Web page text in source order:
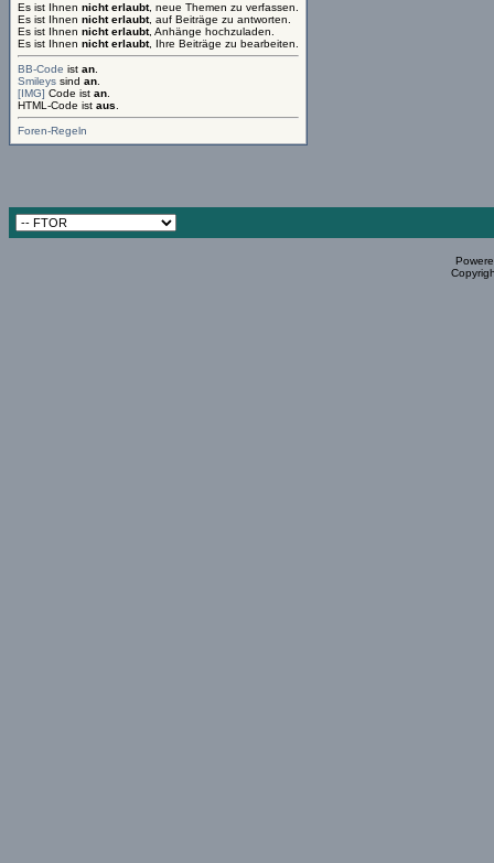
Es ist Ihnen nicht erlaubt, neue Themen zu verfassen.
Es ist Ihnen nicht erlaubt, auf Beiträge zu antworten.
Es ist Ihnen nicht erlaubt, Anhänge hochzuladen.
Es ist Ihnen nicht erlaubt, Ihre Beiträge zu bearbeiten.
BB-Code ist an
Smileys sind an
[IMG] Code ist an
HTML-Code ist aus
Foren-Regeln